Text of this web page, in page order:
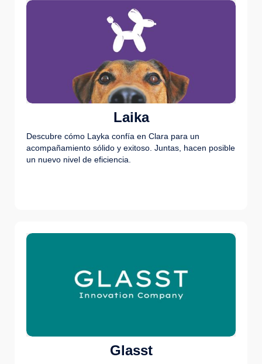
Laika
Descubre cómo Layka confía en Clara para un
acompañamiento sólido y exitoso. Juntas, hacen posible
un nuevo nivel de eficiencia.
Glasst